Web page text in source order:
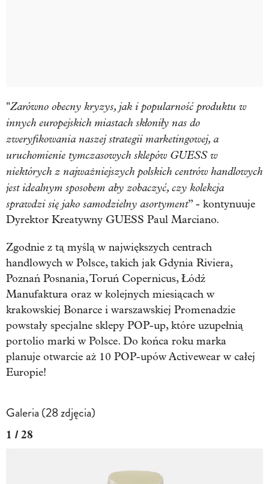
"Zarówno obecny kryzys, jak i popularność produktu w
innych europejskich miastach skłoniły nas do
zweryfikowania naszej strategii marketingowej, a
uruchomienie tymczasowych sklepów GUESS w
niektórych z najważniejszych polskich centrów handlowych
jest idealnym sposobem aby zobaczyć, czy kolekcja
sprawdzi się jako samodzielny asortyment” - kontynuuje
Dyrektor Kreatywny GUESS Paul Marciano.
Zgodnie z tą myślą w największych centrach
handlowych w Polsce, takich jak Gdynia Riviera,
Poznań Posnania, Toruń Copernicus, Łódź
Manufaktura oraz w kolejnych miesiącach w
krakowskiej Bonarce i warszawskiej Promenadzie
powstały specjalne sklepy POP-up, które uzupełnią
portolio marki w Polsce. Do końca roku marka
planuje otwarcie aż 10 POP-upów Activewear w całej
Europie!
Galeria (28 zdjęcia)
1 / 28